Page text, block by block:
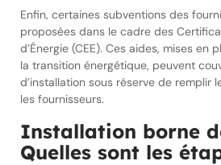
Enfin, certaines subventions des
proposées dans le cadre des
d’Énergie (CEE). Ces aides, mises en
la transition énergétique, peuvent
d’installation sous réserve de remplir
les fournisseurs.
Installation borne
Quelles sont les